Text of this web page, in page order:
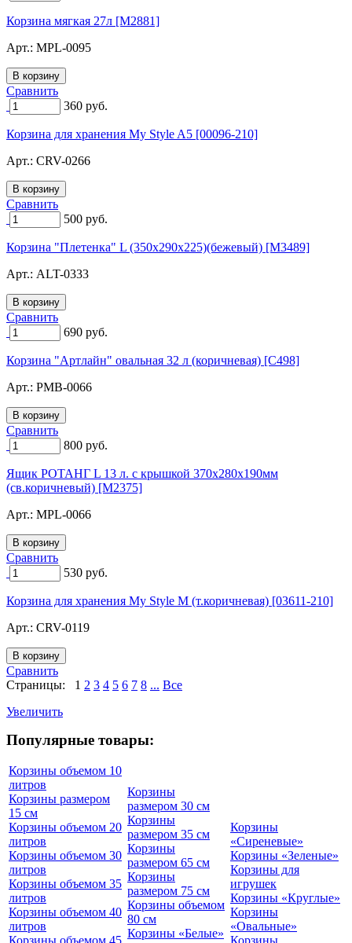
Корзина мягкая 27л [M2881]
Арт.: MPL-0095
Сравнить
360 руб.
Корзина для хранения My Style A5 [00096-210]
Арт.: CRV-0266
Сравнить
500 руб.
Корзина "Плетенка" L (350х290х225)(бежевый) [M3489]
Арт.: ALT-0333
Сравнить
690 руб.
Корзина "Артлайн" овальная 32 л (коричневая) [C498]
Арт.: PMB-0066
Сравнить
800 руб.
Ящик РОТАНГ L 13 л. с крышкой 370х280х190мм
(св.коричневый) [M2375]
Арт.: MPL-0066
Сравнить
530 руб.
Корзина для хранения My Style M (т.коричневая) [03611-210]
Арт.: CRV-0119
Сравнить
Страницы: 1 2 3 4 5 6 7 8 ... Все
Увеличить
Популярные товары:
Корзины объемом 10
литров
Корзины размером
15 см
Корзины объемом 20
литров
Корзины объемом 30
литров
Корзины объемом 35
литров
Корзины объемом 40
литров
Корзины объемом 45
Корзины
размером 30 см
Корзины
размером 35 см
Корзины
размером 65 см
Корзины
размером 75 см
Корзины объемом
80 см
Корзины «Белые»
Корзины
«Сиреневые»
Корзины «Зеленые»
Корзины для
игрушек
Корзины «Круглые»
Корзины
«Овальные»
Корзины